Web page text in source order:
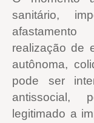
sanitário,
realização de
autônoma,
pode ser
antissocial,
legitimado a